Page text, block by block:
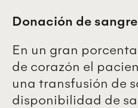
Donación de sangre
En un gran
de corazón el
una transfusión de
disponibilidad de